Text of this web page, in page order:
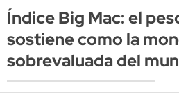
Índice Big Mac: el
sostiene como la
sobrevaluada del